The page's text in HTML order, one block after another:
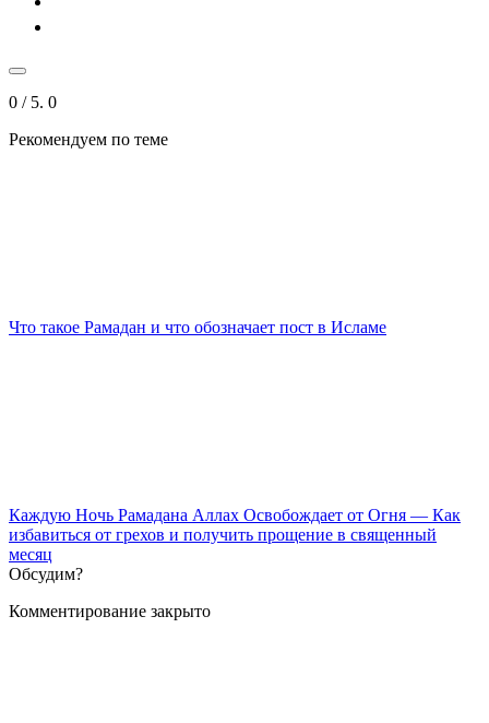
0 / 5. 0
Рекомендуем по теме
Что такое Рамадан и что обозначает пост в Исламе
Каждую Ночь Рамадана Аллах Освобождает от Огня — Как
избавиться от грехов и получить прощение в священный
месяц
Обсудим?
Комментирование закрыто